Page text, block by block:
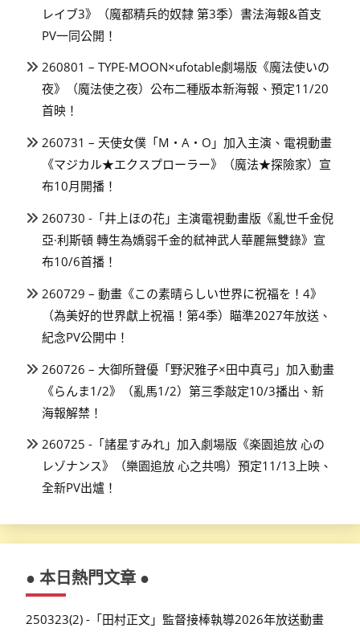
レイブ3》（魔都精兵的奴隸 第3季）書法海報&首支
PV一同公開！
260801 – TYPE-MOON×ufotable劇場版《魔法使いの
夜》（魔法使之夜）公布二種版本新海報、預定11/20
首映！
260731 – 天使女僕「M・A・O」加入主演、電視動畫
《マジカル★エクスプローラー》（魔法★探險家）宣
布10月開播！
260730 -「井上ほの花」主演電視動畫版《亂世千金倪
亞·利斯頓 轉生為嬌弱千金的弒神武人華麗無雙錄》宣
布10/6首播！
260729 – 動畫《この素晴らしい世界に祝福を！4》
（為美好的世界獻上祝福！第4季）瞄準2027年放送、
紀念PV公開中！
260726 – 大御所聲優「野沢雅子×田中真弓」加入動畫
《らんま1/2》（亂馬1/2）第三季敲定10/3播出、新
海報解禁！
260725 -「諸星すみれ」加入劇場版《楽園追放 心の
レゾナンス》（樂園追放 心之共鳴）預定11/13上映、
全新PV出爐！
● 本日熱門文章 ●
250323(2) -「田村正文」監督接棒執導2026年放送動畫